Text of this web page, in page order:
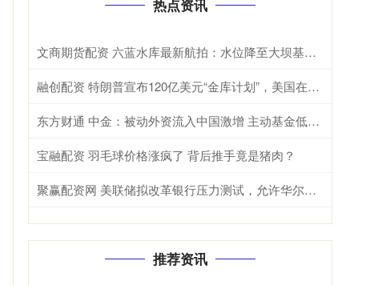
热点资讯
文商期货配资 六蓝水库最新航拍：水位降至大坝基岩以下 缺口和流量基本稳定
融创配资 特朗普宣布120亿美元“金库计划”，美国在关键矿产供应链上有哪些动作？
东方财通 中金：被动外资流入中国激增 主动基金低配程度扩大
宝融配资 羽毛球价格涨疯了 背后推手竟是猪肉？
聚赢配资网 美联储拟改革银行压力测试，允许华尔街提前了解标准并提意见
推荐资讯